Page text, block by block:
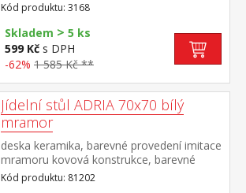
Kód produktu: 3168
Skladem > 5 ks
599 Kč s DPH
-62% 1 585 Kč **
Jídelní stůl ADRIA 70x70 bílý
mramor
deska keramika, barevné provedení imitace
mramoru kovová konstrukce, barevné
provedení černá
Kód produktu: 81202